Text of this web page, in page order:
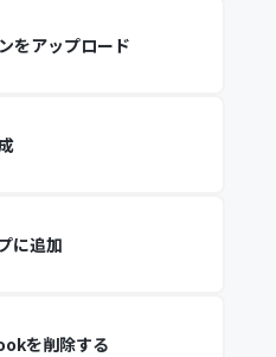
をアップロード
に追加
を削除する